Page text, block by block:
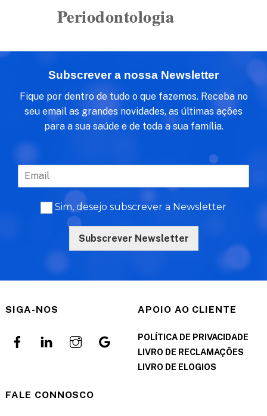
Periodontologia
Subscrever a nossa Newsletter
Fique por dentro de tudo o que fazemos. Receba no
seu email as grandes novidades, as últimas ações
para a sua saúde e de toda a sua família.
Sim, desejo subscrever a Newsletter
Subscrever Newsletter
SIGA-NOS APOIO AO CLIENTE
POLÍTICA DE PRIVACIDADE
LIVRO DE RECLAMAÇÕES
LIVRO DE ELOGIOS
FALE CONNOSCO